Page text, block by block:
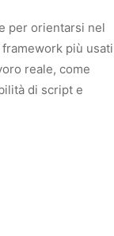
per orientarsi nel
framework più usati
reale, come
di script e